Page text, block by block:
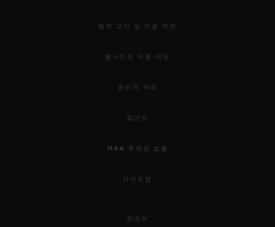
법적 고지 및 이용 약관
웹사이트 이용 약관
윤리적 약속
접근성
MSA 투명성 법률
사이트맵
한국어